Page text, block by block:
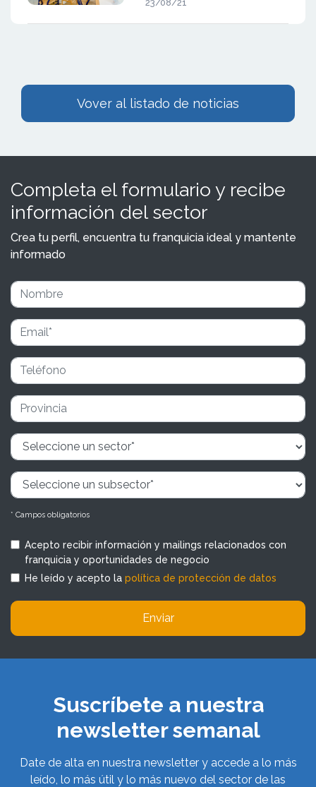
23/08/21
Vover al listado de noticias
Completa el formulario y recibe
información del sector
Crea tu perfil, encuentra tu franquicia ideal y mantente
informado
* Campos obligatorios
Acepto recibir información y mailings relacionados con
franquicia y oportunidades de negocio
He leído y acepto la política de protección de datos
Enviar
Suscríbete a nuestra
newsletter semanal
Date de alta en nuestra newsletter y accede a lo más
leído, lo más útil y lo más nuevo del sector de las